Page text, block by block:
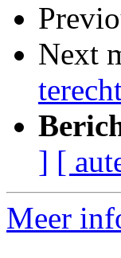
Next
] [
Meer